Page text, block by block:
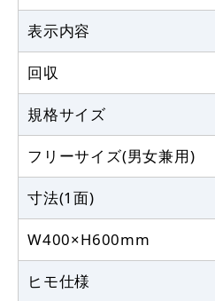
表示内容
回収
規格サイズ
フリーサイズ(男女兼用)
寸法(1面)
W400×H600mm
ヒモ仕様